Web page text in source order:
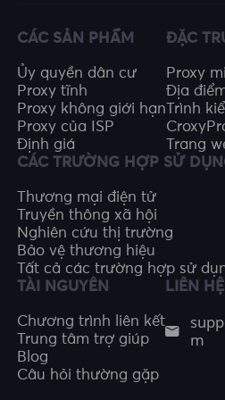
CÁC SẢN PHẨM
Ủy quyền dân cư
Proxy tĩnh
Proxy không giới hạn
Proxy của ISP
Định giá
ĐẶC
Proxy
Địa
Trình
Trang
CÁC TRƯỜNG HỢP SỬ
Thương mại điện tử
Truyền thông xã hội
Nghiên cứu thị trường
Bảo vệ thương hiệu
Tất cả các trường hợp sử
TÀI NGUYÊN
Chương trình liên kết
Trung tâm trợ giúp
Blog
Câu hỏi thường gặp
LIÊN
m